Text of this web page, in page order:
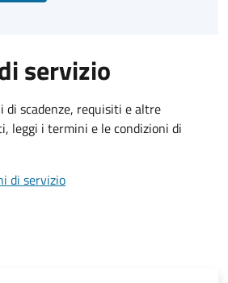
servizio
di scadenze, requisiti e altre
leggi i termini e le condizioni di
di servizio